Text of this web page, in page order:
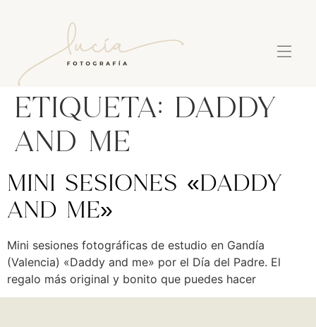
Etiqueta: daddy
and me
Mini sesiones «Daddy
and me»
Mini sesiones fotográficas de estudio en Gandía
(Valencia) «Daddy and me» por el Día del Padre. El
regalo más original y bonito que puedes hacer